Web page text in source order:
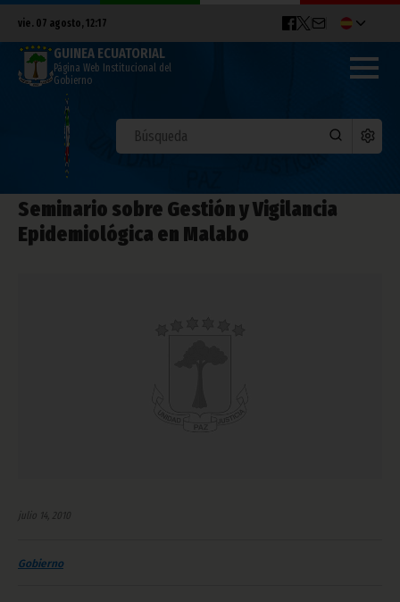
vie. 07 agosto, 12:17
GUINEA ECUATORIAL
Página Web Institucional del
Gobierno
Seminario sobre Gestión y Vigilancia
Epidemiológica en Malabo
julio 14, 2010
Gobierno